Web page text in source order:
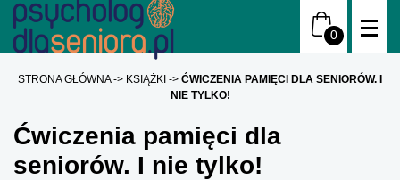
STRONA GŁÓWNA KSIĄŻKI
ĆWICZENIA PAMIĘCI DLA SENIORÓW. I
NIE TYLKO!
Ćwiczenia pamięci dla
seniorów. I nie tylko!